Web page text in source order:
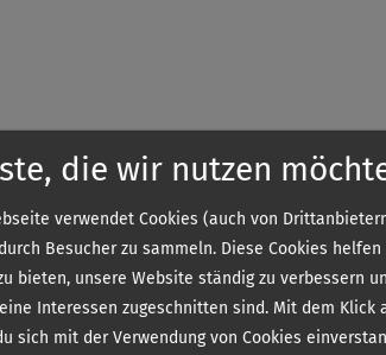
in parkähnlicher, ortsnaher
und lückenhafter bis geschlossener
Hasel, Nase, Zährte, Ukelei, Güster,
Kaulbarsch, Flussbarsch, Zander ,
die wir nutzen
verwendet Cookies (auch von
Besucher zu sammeln. Diese Cookies
bieten, unsere Website ständig zu verbessern
Interessen zugeschnitten sind. Mit dem
sich mit der Verwendung von Cookies